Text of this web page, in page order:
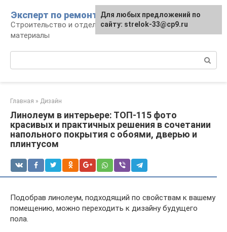
контенту
Эксперт по ремонту
Строительство и отделка: работы и
материалы
Главная » Дизайн
Линолеум в интерьере: ТОП-115 фото
красивых и практичных решения в сочетании
напольного покрытия с обоями, дверью и
плинтусом
Подобрав линолеум, подходящий по свойствам к вашему
помещению, можно переходить к дизайну будущего
пола.
Для любых предложений по
сайту: strelok-33@cp9.ru
Для любых предложений по
сайту: strelok-33@cp9.ru